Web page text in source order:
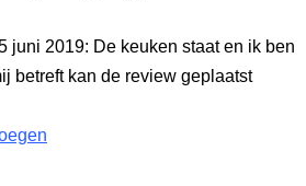
juni 2019: De keuken staat en ik ben
betreft kan de review geplaatst